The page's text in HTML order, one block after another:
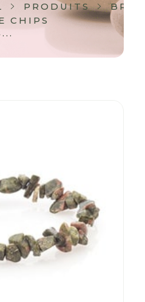
PRODUITS
CHIPS